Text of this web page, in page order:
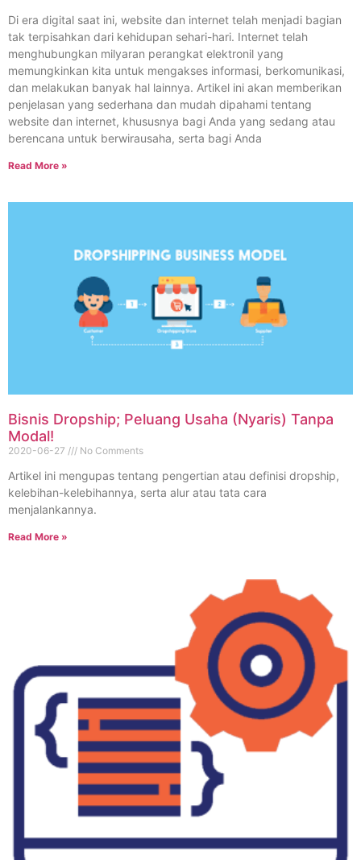
Di era digital saat ini, website dan internet telah menjadi bagian
tak terpisahkan dari kehidupan sehari-hari. Internet telah
menghubungkan milyaran perangkat elektronil yang
memungkinkan kita untuk mengakses informasi, berkomunikasi,
dan melakukan banyak hal lainnya. Artikel ini akan memberikan
penjelasan yang sederhana dan mudah dipahami tentang
website dan internet, khususnya bagi Anda yang sedang atau
berencana untuk berwirausaha, serta bagi Anda
Read More »
Bisnis Dropship; Peluang Usaha (Nyaris) Tanpa
Modal!
2020-06-27 No Comments
Artikel ini mengupas tentang pengertian atau definisi dropship,
kelebihan-kelebihannya, serta alur atau tata cara
menjalankannya.
Read More »